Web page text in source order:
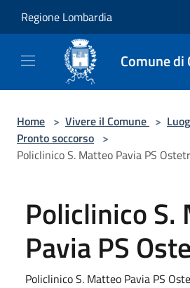
Regione Lombardia
Comune di
Home > Vivere il Comune >
Pronto soccorso >
Policlinico S. Matteo Pavia PS
Policlinico S.
Pavia PS
Policlinico S. Matteo Pavia PS